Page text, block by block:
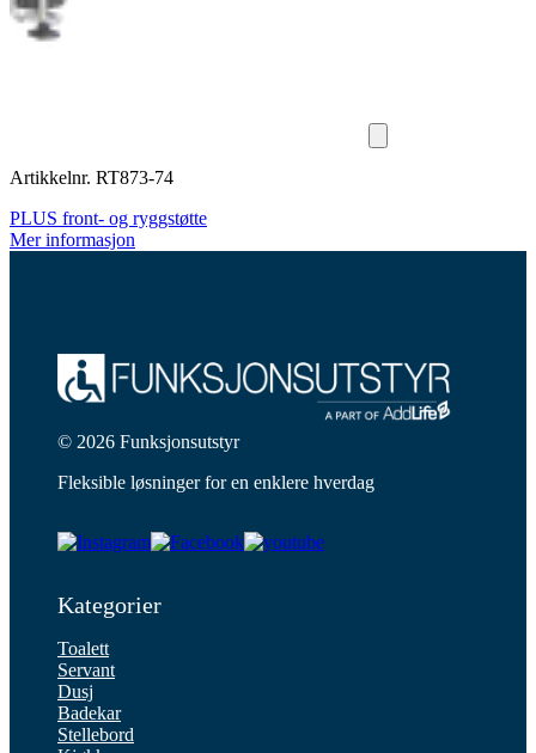
Artikkelnr. RT873-74
PLUS front- og ryggstøtte
Mer informasjon
© 2026 Funksjonsutstyr
Fleksible løsninger for en enklere hverdag
Kategorier
Toalett
Servant
Dusj
Badekar
Stellebord